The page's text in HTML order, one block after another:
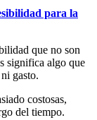
para la
que no son
significa algo que
gasto.
costosas,
del tiempo.